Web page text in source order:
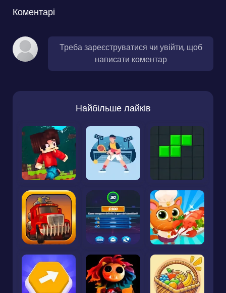
Коментарі
Треба зареєструватися чи увійти, щоб
написати коментар
Найбільше лайків